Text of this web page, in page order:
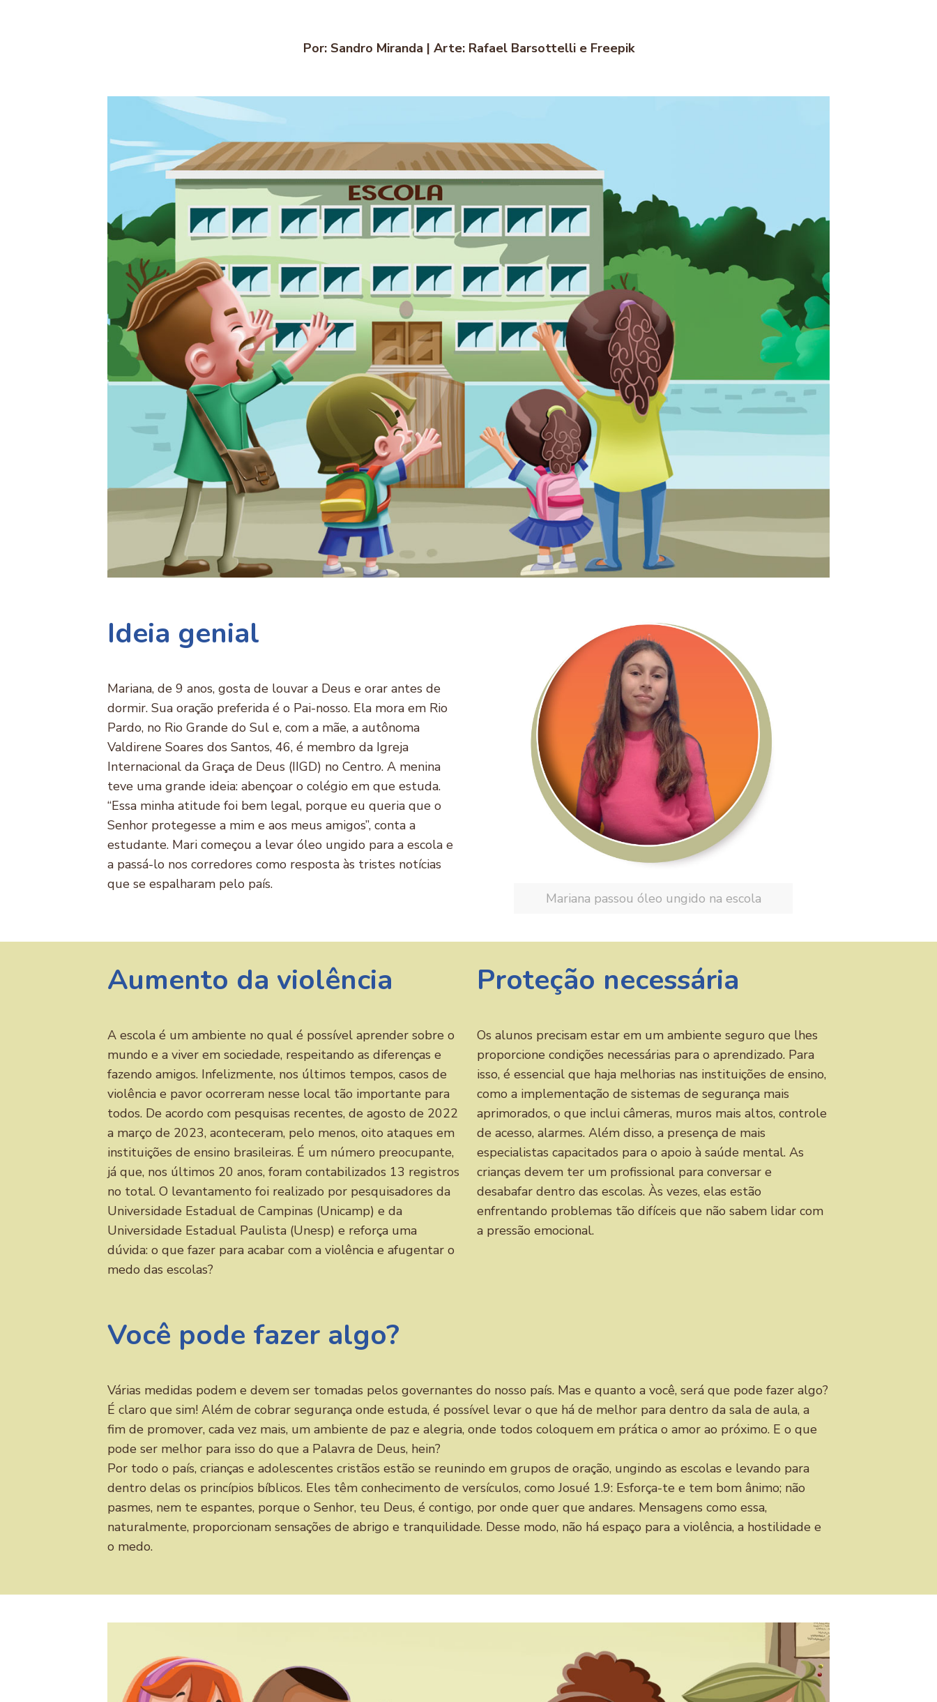
Por: Sandro Miranda | Arte: Rafael Barsottelli e Freepik
Ideia genial
Mariana, de 9 anos, gosta de louvar a Deus e orar antes de
dormir. Sua oração preferida é o Pai-nosso. Ela mora em Rio
Pardo, no Rio Grande do Sul e, com a mãe, a autônoma
Valdirene Soares dos Santos, 46, é membro da Igreja
Internacional da Graça de Deus (IIGD) no Centro. A menina
teve uma grande ideia: abençoar o colégio em que estuda.
“Essa minha atitude foi bem legal, porque eu queria que o
Senhor protegesse a mim e aos meus amigos”, conta a
estudante. Mari começou a levar óleo ungido para a escola e
a passá-lo nos corredores como resposta às tristes notícias
que se espalharam pelo país.
Mariana passou óleo ungido na escola
Aumento da violência
A escola é um ambiente no qual é possível aprender sobre o
mundo e a viver em sociedade, respeitando as diferenças e
fazendo amigos. Infelizmente, nos últimos tempos, casos de
violência e pavor ocorreram nesse local tão importante para
todos. De acordo com pesquisas recentes, de agosto de 2022
a março de 2023, aconteceram, pelo menos, oito ataques em
instituições de ensino brasileiras. É um número preocupante,
já que, nos últimos 20 anos, foram contabilizados 13 registros
no total. O levantamento foi realizado por pesquisadores da
Universidade Estadual de Campinas (Unicamp) e da
Universidade Estadual Paulista (Unesp) e reforça uma
dúvida: o que fazer para acabar com a violência e afugentar o
medo das escolas?
Proteção necessária
Os alunos precisam estar em um ambiente seguro que lhes
proporcione condições necessárias para o aprendizado. Para
isso, é essencial que haja melhorias nas instituições de ensino,
como a implementação de sistemas de segurança mais
aprimorados, o que inclui câmeras, muros mais altos, controle
de acesso, alarmes. Além disso, a presença de mais
especialistas capacitados para o apoio à saúde mental. As
crianças devem ter um profissional para conversar e
desabafar dentro das escolas. Às vezes, elas estão
enfrentando problemas tão difíceis que não sabem lidar com
a pressão emocional.
Você pode fazer algo?
Várias medidas podem e devem ser tomadas pelos governantes do nosso país. Mas e quanto a você, será que pode fazer algo?
É claro que sim! Além de cobrar segurança onde estuda, é possível levar o que há de melhor para dentro da sala de aula, a
fim de promover, cada vez mais, um ambiente de paz e alegria, onde todos coloquem em prática o amor ao próximo. E o que
pode ser melhor para isso do que a Palavra de Deus, hein?
Por todo o país, crianças e adolescentes cristãos estão se reunindo em grupos de oração, ungindo as escolas e levando para
dentro delas os princípios bíblicos. Eles têm conhecimento de versículos, como Josué 1.9: Esforça-te e tem bom ânimo; não
pasmes, nem te espantes, porque o Senhor, teu Deus, é contigo, por onde quer que andares. Mensagens como essa,
naturalmente, proporcionam sensações de abrigo e tranquilidade. Desse modo, não há espaço para a violência, a hostilidade e
o medo.